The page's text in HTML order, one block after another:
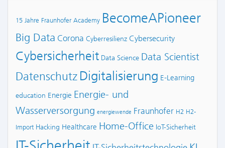
15 Jahre Fraunhofer Academy BecomeAPioneer
Big Data Corona Cyberresilienz Cybersecurity
Cybersicherheit Data Science Data Scientist
Datenschutz Digitalisierung E-Learning
education Energie Energie- und
Wasserversorgung energiewende Fraunhofer H2 H2-
Import Hacking Healthcare Home-Office IoT-Sicherheit